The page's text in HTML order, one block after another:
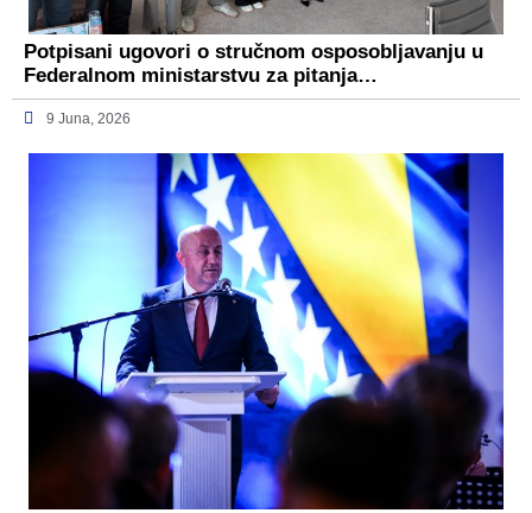
Potpisani ugovori o stručnom osposobljavanju u
Federalnom ministarstvu za pitanja…
9 Juna, 2026